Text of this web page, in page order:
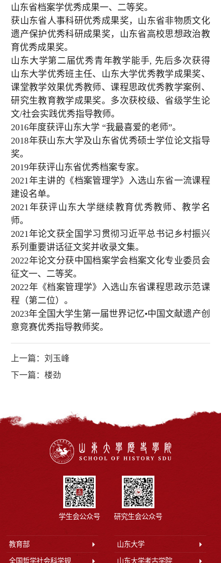
山东省档案学优秀成果一、二等奖。
获山东省人事科研优秀成果奖，山东省非物质文化
遗产保护优秀科研成果奖，
山东省高校思想政治教
育优秀成果奖。
山东大学第二届优秀青年教学能手, 先后多次获得
山东大学优秀班主任、山东大学优秀教学成果奖、
课堂教学效果优秀教师、课程思政优秀教学案例、
研究生教育教学成果奖。 多次获校级、省级学生论
文/社会实践优秀指导教师。
2016年度获评山东大学 “我最喜爱的老师”。
2018年获山东大学及山东省优秀硕士学位论文指导
奖。
2019年获评山东省优秀档案专家。
2021年主讲的《档案管理学》入选山东省一流课程
建设名单。
2021年获评山东大学继续教育优秀教师、教学名
师。
2021年论文获全国学习贯彻习近平总书记乡村振兴
系列重要讲话征文奖并收录文集。
2022年论文分获中国档案学会档案文化专业委员会
征文一、二等奖。
2022年《档案管理学》入选山东省课程思政示范课
程（第二位）。
2023年全国大学生第一届世界记忆•中国文献遗产创
意竞赛优秀指导教师奖。
上一篇：刘玉峰
下一篇：楼劲
学生会公众号 研究生会公众号
教育部 山东大学
全国哲学社会科学规划办公室 山东大学考古学院